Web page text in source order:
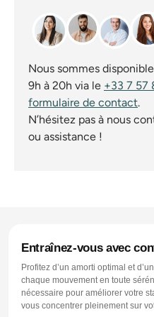
Nous sommes disponibles du lundi au vendredi,
9h à 20h via le +33 7 57
formulaire de contact.
N’hésitez pas à nous
ou assistance !
Entraînez-vous avec
Profitez d’un amorti optimal et
chaque mouvement en toute
nécessaire pour améliorer votre
vous concentrer pleinement sur